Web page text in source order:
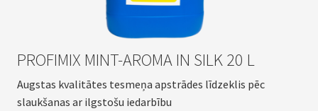
PROFIMIX MINT-AROMA IN SILK 20 L
Augstas kvalitātes tesmeņa apstrādes līdzeklis pēc
slaukšanas ar ilgstošu iedarbību